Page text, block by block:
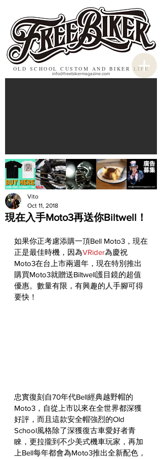
OLD SCHOOL CUSTOM AND BIKER LIFE
info@freebikermagazine.com
現在入手Moto3再送你Biltwell！
Vito
Oct 11, 2018
如果你正考慮添購一頂Bell Moto3，現在
正是最佳時機，因為VRider為慶祝
Moto3在台上市兩週年，現在特別推出
購買Moto3就贈送Biltwell護目鏡的超值
優惠。數量有限，有興趣的人手腳可得
要快！
忠實復刻自70年代Bell經典越野帽的
Moto3，自從上市以來在全世界都深獲
好評，而且這款安全帽強烈的Old
School風格除了深獲復古車愛好者青
睞，更拉攏到不少美式機車玩家，再加
上Bell每年都會為Moto3推出全新配色，